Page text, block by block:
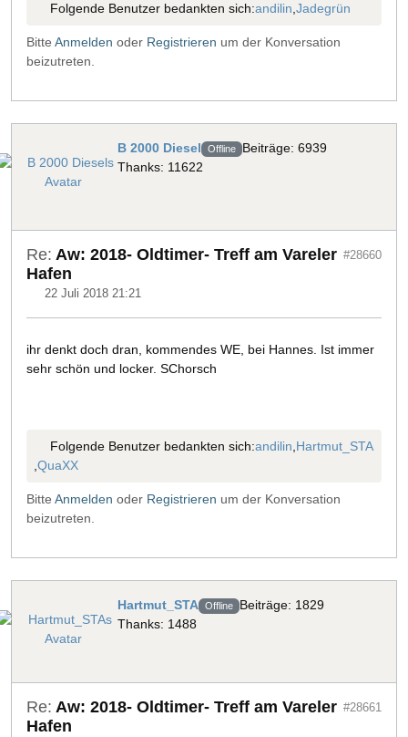
Folgende Benutzer bedankten sich:andilin,Jadegrün
Bitte Anmelden oder Registrieren um der Konversation
beizutreten.
B 2000 Diesel Offline Beiträge: 6939
Thanks: 11622
Re: Aw: 2018- Oldtimer- Treff am Vareler
Hafen
22 Juli 2018 21:21
#28660
ihr denkt doch dran, kommendes WE, bei Hannes. Ist immer
sehr schön und locker. SChorsch
Folgende Benutzer bedankten sich:andilin,Hartmut_STA
,QuaXX
Bitte Anmelden oder Registrieren um der Konversation
beizutreten.
Hartmut_STA Offline Beiträge: 1829
Thanks: 1488
Re: Aw: 2018- Oldtimer- Treff am Vareler
Hafen
#28661